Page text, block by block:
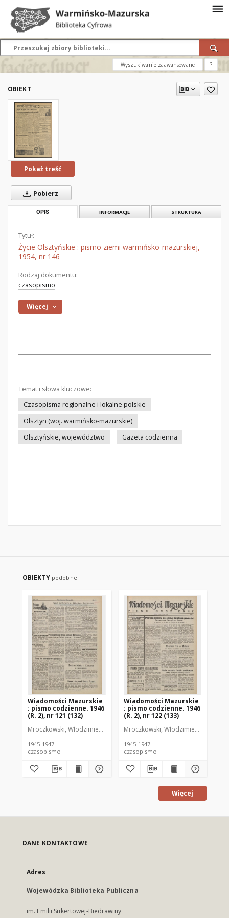
Wyszukiwanie zaawansowane ?
OBIEKT
Pokaż treść
Pobierz
OPIS INFORMACJE STRUKTURA
Tytuł:
Życie Olsztyńskie : pismo ziemi warmińsko-mazurskiej,
1954, nr 146
Rodzaj dokumentu:
czasopismo
Więcej
Temat i słowa kluczowe:
Czasopisma regionalne i lokalne polskie
Olsztyn (woj. warmińsko-mazurskie)
Olsztyńskie, województwo
Gazeta codzienna
OBIEKTY podobne
Wiadomości Mazurskie
: pismo codzienne. 1946
(R. 2), nr 121 (132)
Mroczkowski, Włodzimierz (1902-1971). Redaktor
1945-1947
czasopismo
Wiadomości Mazurskie
: pismo codzienne. 1946
(R. 2), nr 122 (133)
Mroczkowski, Włodzimierz (1902-
1945-1947
czasopismo
Więcej
DANE KONTAKTOWE
Adres
Wojewódzka Biblioteka Publiczna
im. Emilii Sukertowej-Biedrawiny